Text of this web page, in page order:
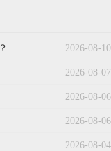
2026-08-10
2026-08-07
2026-08-06
2026-08-06
2026-08-04